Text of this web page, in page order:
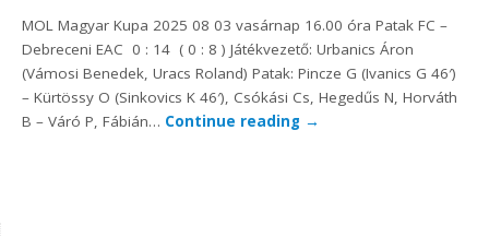
MOL Magyar Kupa 2025 08 03 vasárnap 16.00 óra Patak FC –
Debreceni EAC 0 : 14 ( 0 : 8 ) Játékvezető: Urbanics Áron
(Vámosi Benedek, Uracs Roland) Patak: Pincze G (Ivanics G 46′)
– Kürtössy O (Sinkovics K 46′), Csókási Cs, Hegedűs N, Horváth
B – Váró P, Fábián… Continue reading →